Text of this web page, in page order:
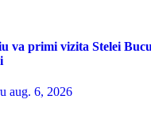
va primi vizita Stelei
aug. 6, 2026